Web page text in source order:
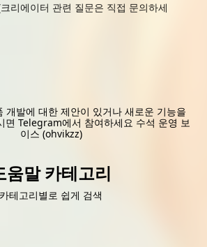
리에이터 관련 질문은 직접 문의하세
개발에 대한 제안이 있거나 새로운 기능을
면 Telegram에서 참여하세요 수석 운영 보
이스 (ohvikzz)
움말 카테고리
카테고리별로 쉽게 검색